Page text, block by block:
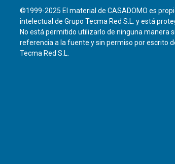
©1999-2025 El material de CASADOMO es
intelectual de Grupo Tecma Red S.L. y está
No está permitido utilizarlo de ninguna manera
referencia a la fuente y sin permiso por escrito
Tecma Red S.L.